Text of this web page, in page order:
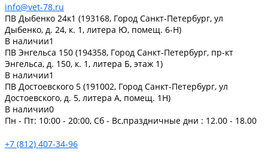
info@vet-78.ru
ПВ Дыбенко 24к1 (193168, Город Санкт-Петербург, ул
Дыбенко, д. 24, к. 1, литера Ю, помещ. 6-Н)
В наличии1
ПВ Энгельса 150 (194358, Город Санкт-Петербург, пр-кт
Энгельса, д. 150, к. 1, литера Б, этаж 1)
В наличии1
ПВ Достоевского 5 (191002, Город Санкт-Петербург, ул
Достоевского, д. 5, литера А, помещ. 1Н)
В наличии0
Пн - Пт: 10:00 - 20:00, Сб - Вс,праздничные дни : 12.00 - 18.00
+7 (812) 407-34-96